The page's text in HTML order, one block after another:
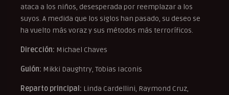
ataca a los niños, desesperada por reemplazar a los
suyos. A medida que los siglos han pasado, su deseo se
ha vuelto más voraz y sus métodos más terroríficos.
Dirección: Michael Chaves
Guión: Mikki Daughtry, Tobias Iaconis
Reparto principal: Linda Cardellini, Raymond Cruz,